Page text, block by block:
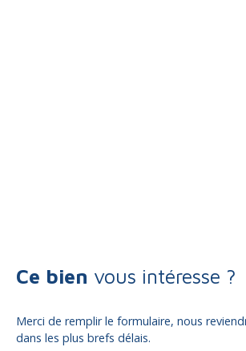
Ce bien vous intéresse ?
Merci de remplir le formulaire, nous
dans les plus brefs délais.